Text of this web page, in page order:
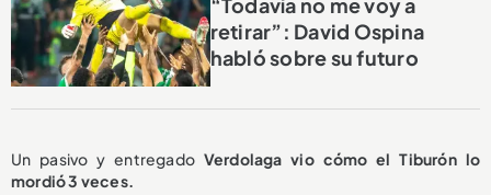
retirar”: David Ospina
habló sobre su futuro
Un pasivo y entregado Verdolaga vio cómo el Tiburón lo
mordió 3 veces.